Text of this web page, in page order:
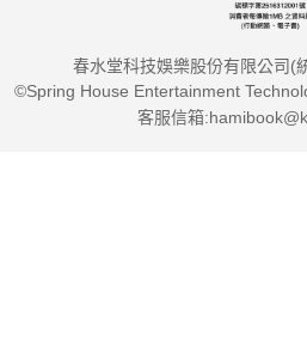
春水堂科技娛樂股份有限公司(
©Spring House Entertainment
客服信箱